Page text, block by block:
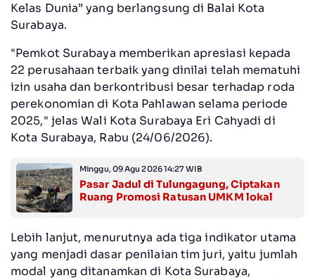
Kelas Dunia” yang berlangsung di Balai Kota
Surabaya.
"Pemkot Surabaya memberikan apresiasi kepada
22 perusahaan terbaik yang dinilai telah mematuhi
izin usaha dan berkontribusi besar terhadap roda
perekonomian di Kota Pahlawan selama periode
2025," jelas Wali Kota Surabaya Eri Cahyadi di
Kota Surabaya, Rabu (24/06/2026).
Minggu, 09 Agu 2026 14:27 WIB
Pasar Jadul di Tulungagung, Ciptakan
Ruang Promosi Ratusan UMKM lokal
Lebih lanjut, menurutnya ada tiga indikator utama
yang menjadi dasar penilaian tim juri, yaitu jumlah
modal yang ditanamkan di Kota Surabaya,